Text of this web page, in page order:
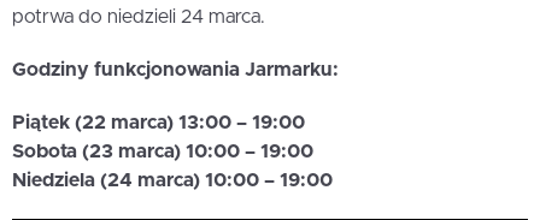
potrwa do niedzieli 24 marca.
Godziny funkcjonowania Jarmarku:
Piątek (22 marca) 13:00 – 19:00
Sobota (23 marca) 10:00 – 19:00
Niedziela (24 marca) 10:00 – 19:00